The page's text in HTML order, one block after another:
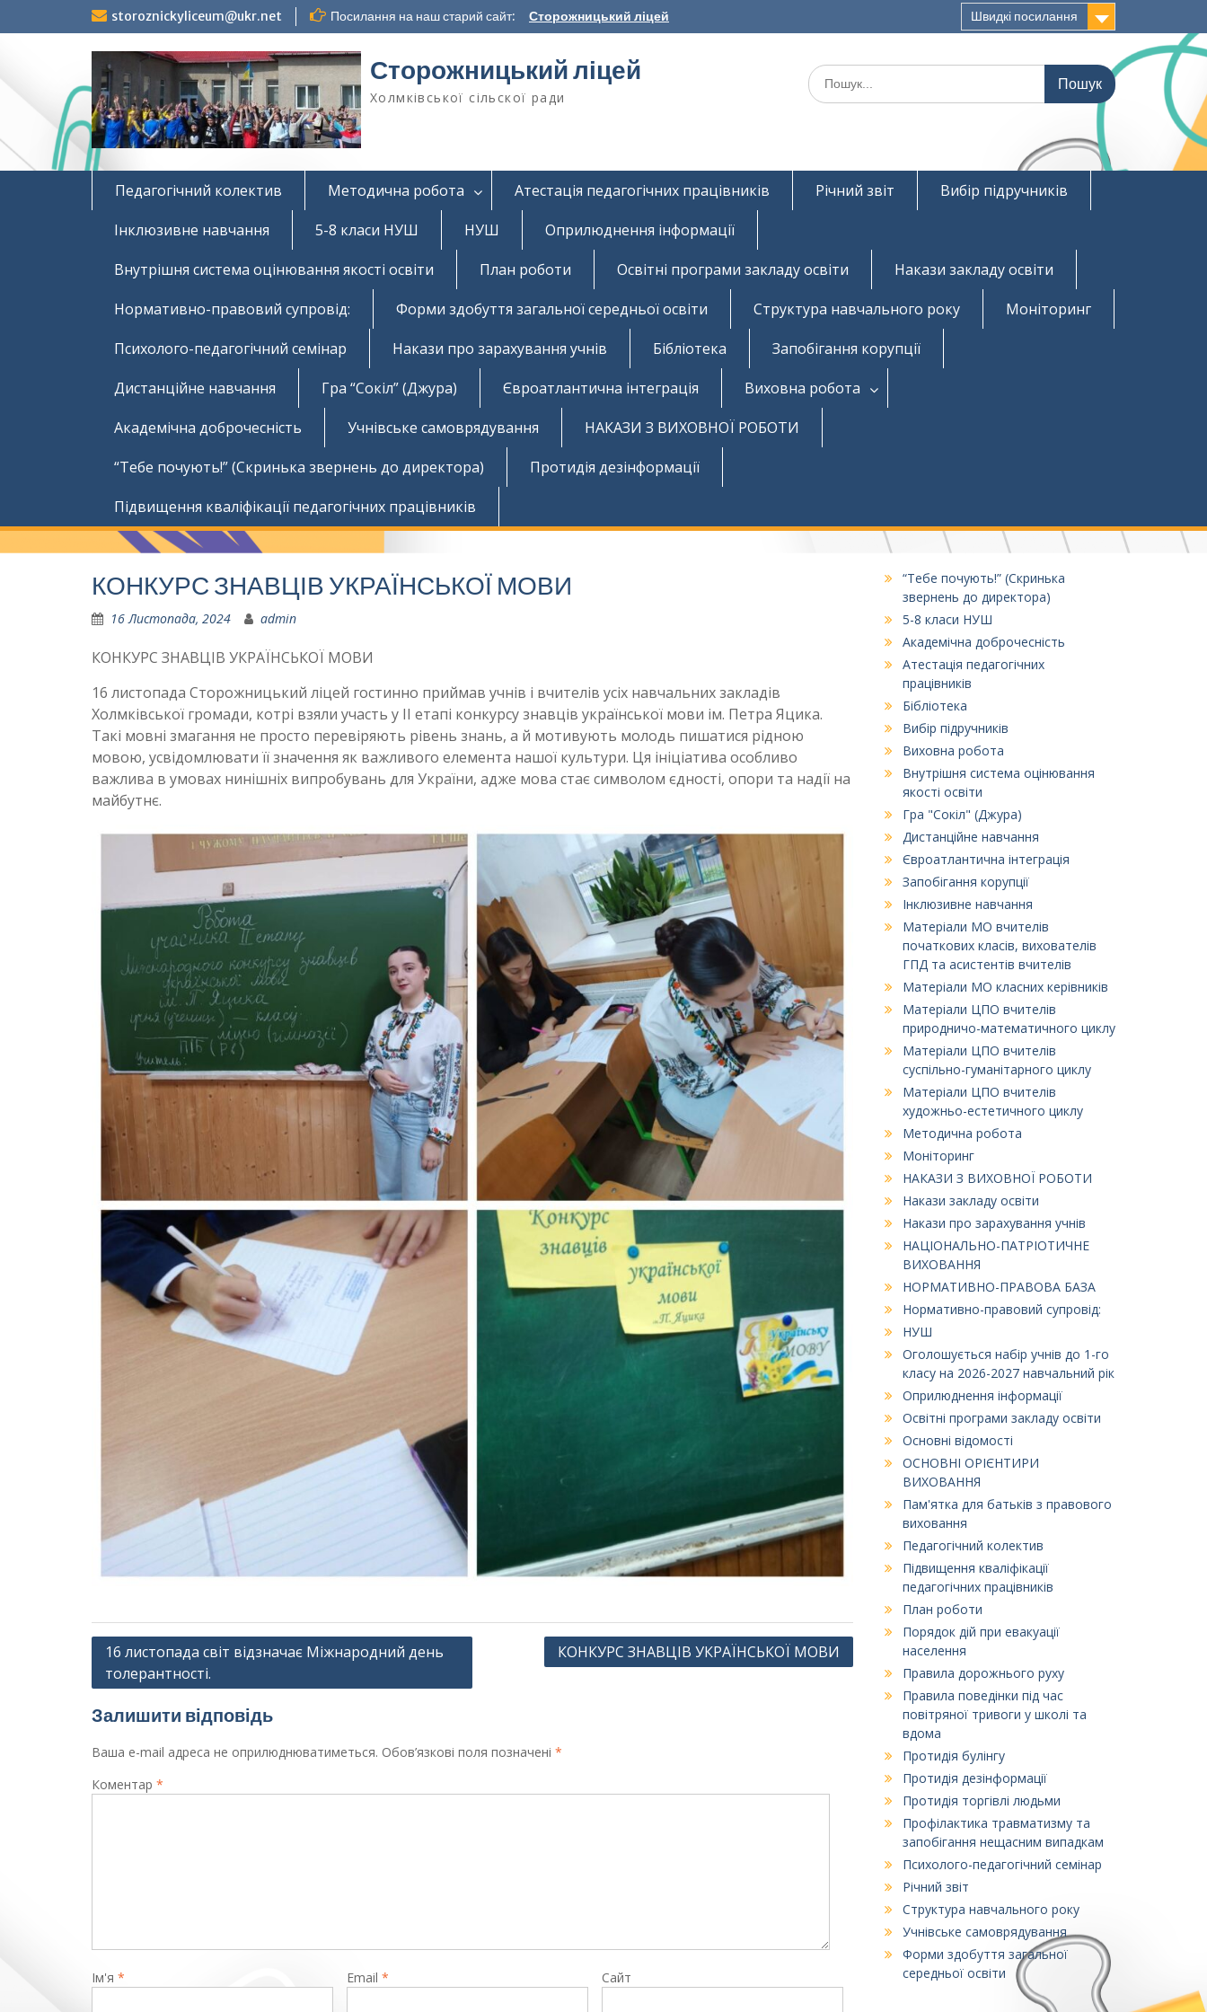
storoznickyliceum@ukr.net Посилання на наш старий сайт: Сторожницький ліцей Швидкі посилання
Сторожницький ліцей
Холмківської сільскої ради
Шукати:
Педагогічний колектив Методична робота Атестація педагогічних працівників Річний звіт
Вибір підручників
Інклюзивне навчання
5-8 класи НУШ НУШ
Оприлюднення інформації
Внутрішня система оцінювання якості освіти
План роботи Освітні програми закладу освіти
Накази закладу освіти
Нормативно-правовий супровід:
Форми здобуття загальної середньої освіти Структура навчального року
Моніторинг
Психолого-педагогічний семінар
Накази про зарахування учнів Бібліотека
Запобігання корупції
Дистанційне навчання
Гра “Сокіл” (Джура) Євроатлантична інтеграція
Виховна робота
Академічна доброчесність
Учнівське самоврядування
НАКАЗИ З ВИХОВНОЇ РОБОТИ
“Тебе почують!” (Скринька звернень до директора)
Протидія дезінформації
Підвищення кваліфікації педагогічних працівників
КОНКУРС ЗНАВЦІВ УКРАЇНСЬКОЇ МОВИ
16 Листопада, 2024 admin
КОНКУРС ЗНАВЦІВ УКРАЇНСЬКОЇ МОВИ
16 листопада Сторожницький ліцей гостинно приймав учнів і вчителів усіх навчальних закладів
Холмківської громади, котрі взяли участь у ІІ етапі конкурсу знавців української мови ім. Петра Яцика.
Такі мовні змагання не просто перевіряють рівень знань, а й мотивують молодь пишатися рідною
мовою, усвідомлювати її значення як важливого елемента нашої культури. Ця ініціатива особливо
важлива в умовах нинішніх випробувань для України, адже мова стає символом єдності, опори та надії на
майбутнє.
Навігація
записів
16 листопада світ відзначає Міжнародний день
толерантності.
КОНКУРС ЗНАВЦІВ УКРАЇНСЬКОЇ МОВИ
Залишити відповідь
Ваша e-mail адреса не оприлюднюватиметься. Обов’язкові поля позначені *
Коментар *
Ім'я * Email * Сайт
“Тебе почують!” (Скринька
звернень до директора)
5-8 класи НУШ
Академічна доброчесність
Атестація педагогічних
працівників
Бібліотека
Вибір підручників
Виховна робота
Внутрішня система оцінювання
якості освіти
Гра "Сокіл" (Джура)
Дистанційне навчання
Євроатлантична інтеграція
Запобігання корупції
Інклюзивне навчання
Матеріали МО вчителів
початкових класів, вихователів
ГПД та асистентів вчителів
Матеріали МО класних керівників
Матеріали ЦПО вчителів
природничо-математичного циклу
Матеріали ЦПО вчителів
суспільно-гуманітарного циклу
Матеріали ЦПО вчителів
художньо-естетичного циклу
Методична робота
Моніторинг
НАКАЗИ З ВИХОВНОЇ РОБОТИ
Накази закладу освіти
Накази про зарахування учнів
НАЦІОНАЛЬНО-ПАТРІОТИЧНЕ
ВИХОВАННЯ
НОРМАТИВНО-ПРАВОВА БАЗА
Нормативно-правовий супровід:
НУШ
Оголошується набір учнів до 1-го
класу на 2026-2027 навчальний рік
Оприлюднення інформації
Освітні програми закладу освіти
Основні відомості
ОСНОВНІ ОРІЄНТИРИ
ВИХОВАННЯ
Пам'ятка для батьків з правового
виховання
Педагогічний колектив
Підвищення кваліфікації
педагогічних працівників
План роботи
Порядок дій при евакуації
населення
Правила дорожнього руху
Правила поведінки під час
повітряної тривоги у школі та
вдома
Протидія булінгу
Протидія дезінформації
Протидія торгівлі людьми
Профілактика травматизму та
запобігання нещасним випадкам
Психолого-педагогічний семінар
Річний звіт
Структура навчального року
Учнівське самоврядування
Форми здобуття загальної
середньої освіти